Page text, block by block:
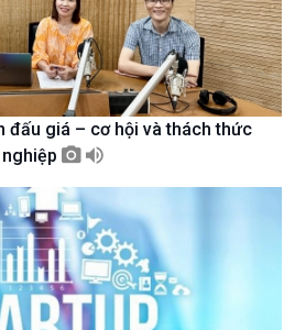
Thời sự 18h
Thời sự 21h30
Bản tin
Chuyên mục
Theo dòng Thời sự
đấu giá – cơ hội và thách thức